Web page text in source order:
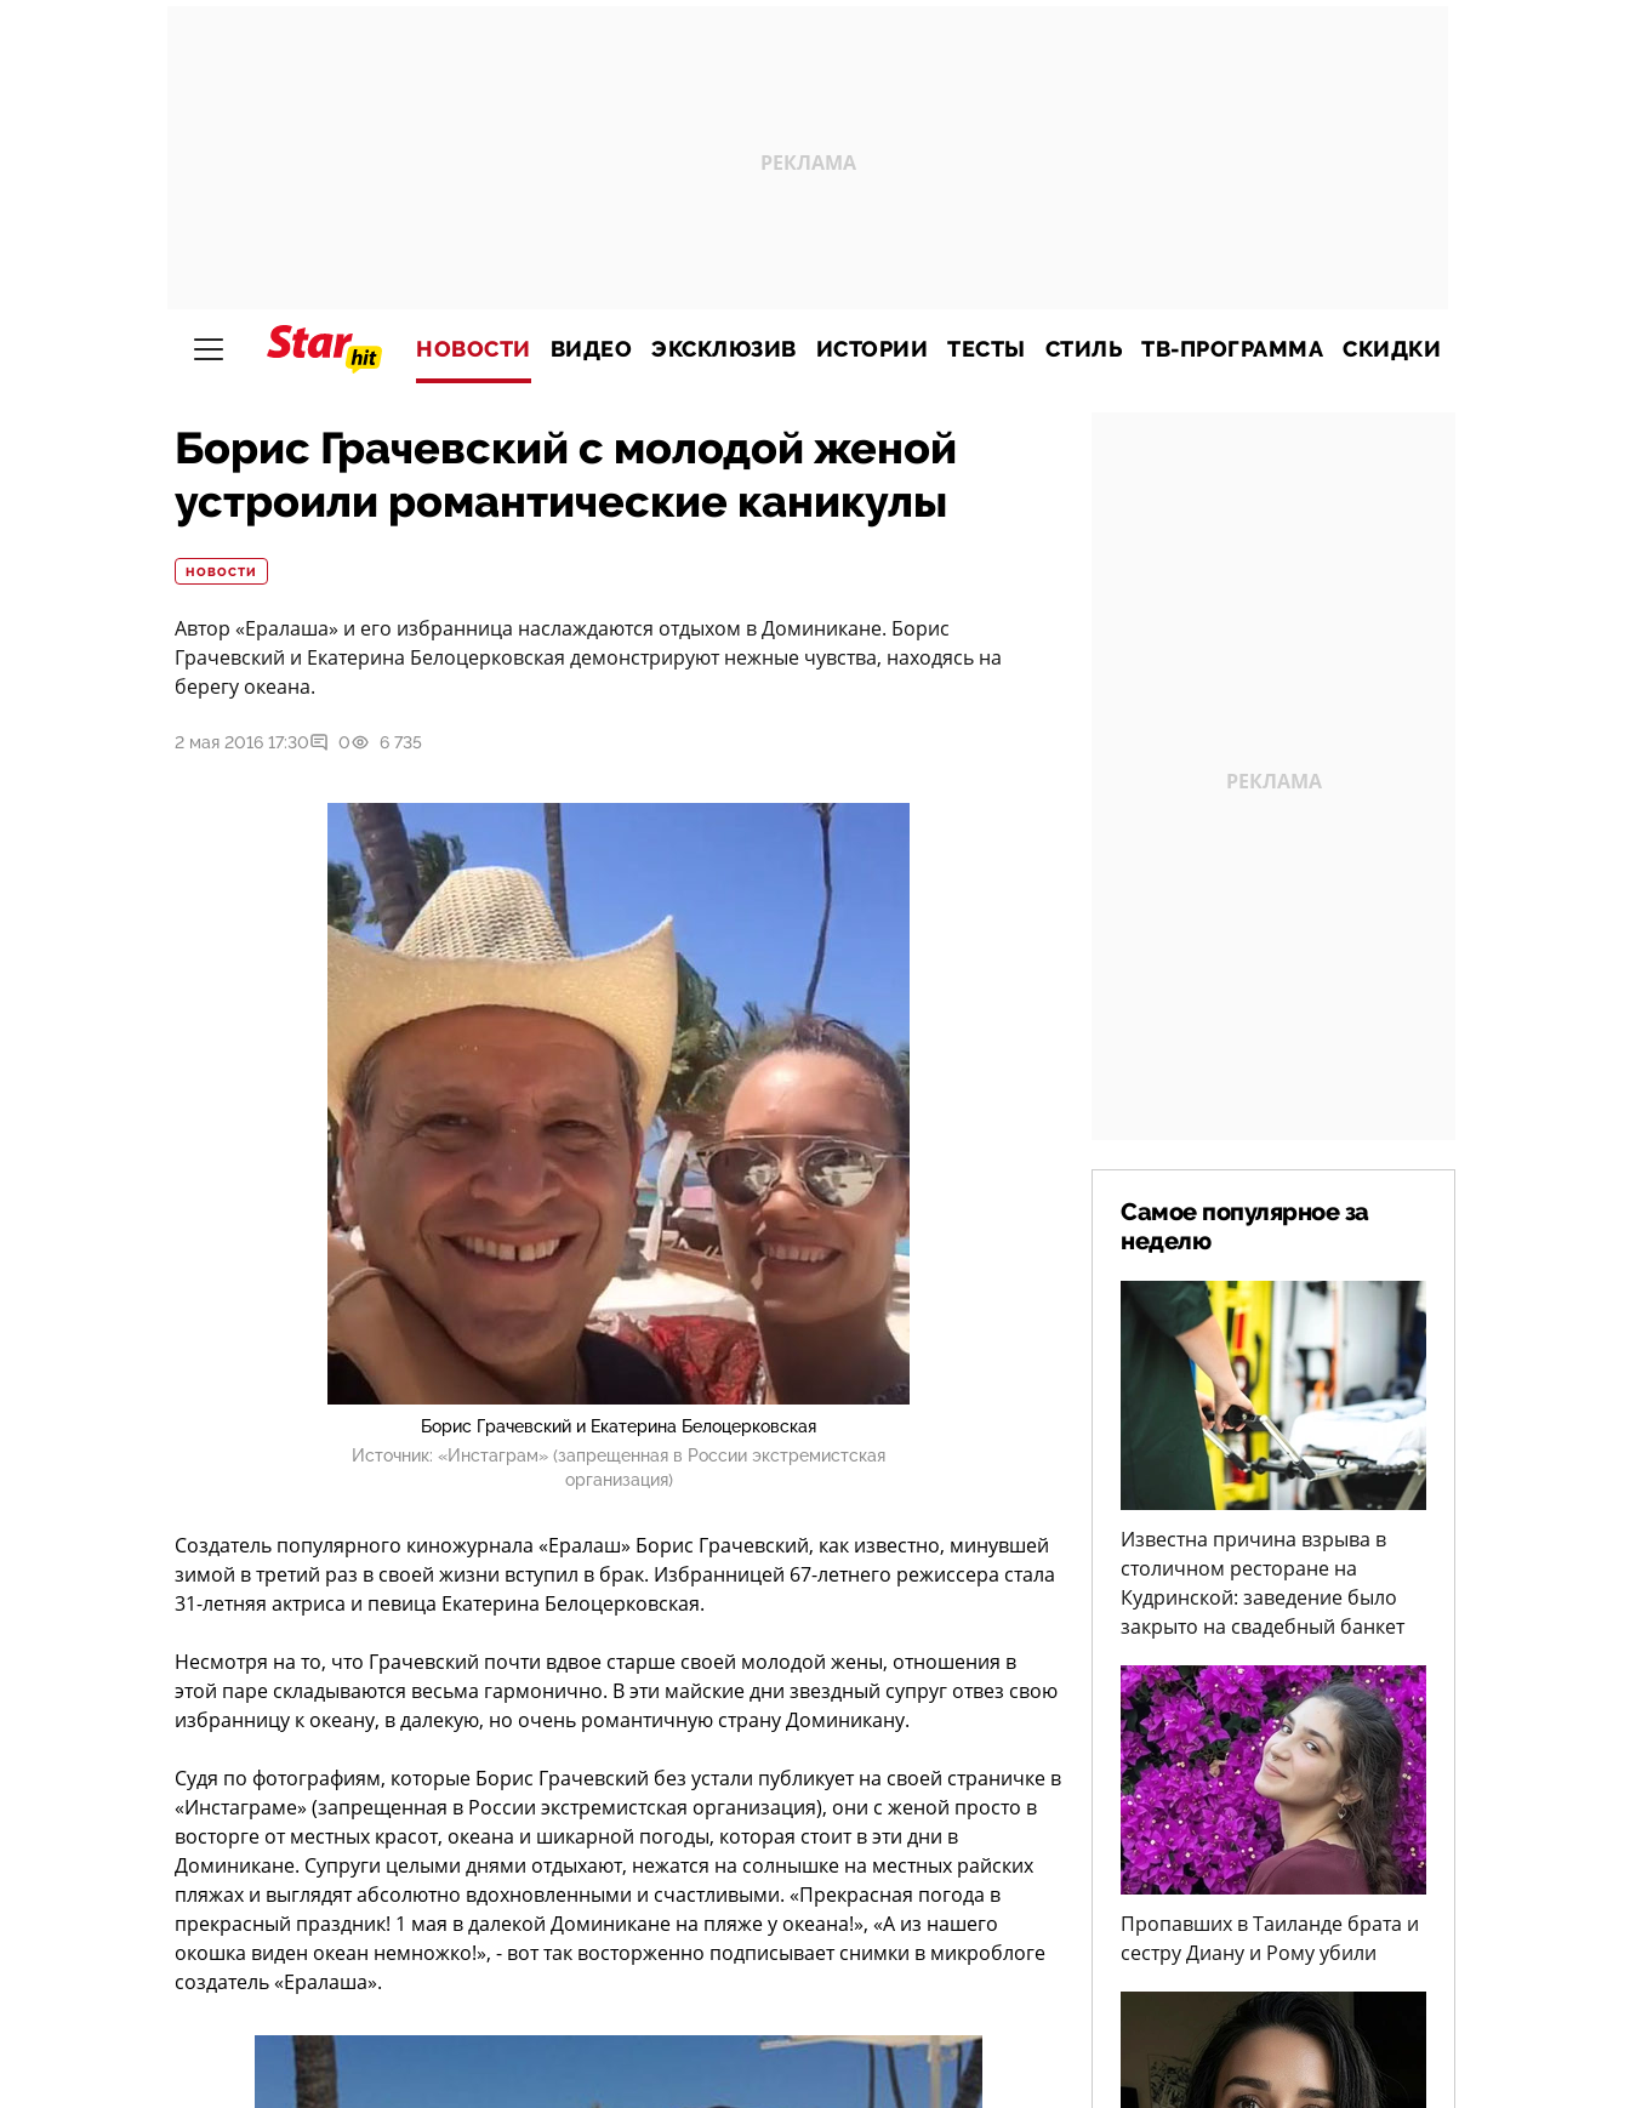
НОВОСТИ ВИДЕО ЭКСКЛЮЗИВ ИСТОРИИ ТЕСТЫ СТИЛЬ ТВ-ПРОГРАММА СКИДКИ
Борис Грачевский с молодой женой
устроили романтические каникулы
НОВОСТИ
Автор «Ералаша» и его избранница наслаждаются отдыхом в Доминикане. Борис
Грачевский и Екатерина Белоцерковская демонстрируют нежные чувства, находясь на
берегу океана.
2 мая 2016 17:30 0 6 735
Борис Грачевский и Екатерина Белоцерковская
Источник: «Инстаграм» (запрещенная в России экстремистская
организация)
Создатель популярного киножурнала «Ералаш» Борис Грачевский, как известно, минувшей
зимой в третий раз в своей жизни вступил в брак. Избранницей 67-летнего режиссера стала
31-летняя актриса и певица Екатерина Белоцерковская.
Несмотря на то, что Грачевский почти вдвое старше своей молодой жены, отношения в
этой паре складываются весьма гармонично. В эти майские дни звездный супруг отвез свою
избранницу к океану, в далекую, но очень романтичную страну Доминикану.
Судя по фотографиям, которые Борис Грачевский без устали публикует на своей страничке в
«Инстаграме» (запрещенная в России экстремистская организация), они с женой просто в
восторге от местных красот, океана и шикарной погоды, которая стоит в эти дни в
Доминикане. Супруги целыми днями отдыхают, нежатся на солнышке на местных райских
пляжах и выглядят абсолютно вдохновленными и счастливыми. «Прекрасная погода в
прекрасный праздник! 1 мая в далекой Доминикане на пляже у океана!», «А из нашего
окошка виден океан немножко!», - вот так восторженно подписывает снимки в микроблоге
создатель «Ералаша».
Самое популярное за
неделю
Известна причина взрыва в
столичном ресторане на
Кудринской: заведение было
закрыто на свадебный банкет
Пропавших в Таиланде брата и
сестру Диану и Рому убили